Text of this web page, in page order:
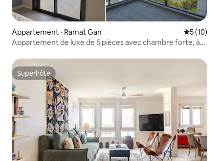
Appartement ⋅ Ramat Gan
5 (10)
Appartement de luxe de 5 pièces avec chambre forte, à
Superhôte
Superhôte